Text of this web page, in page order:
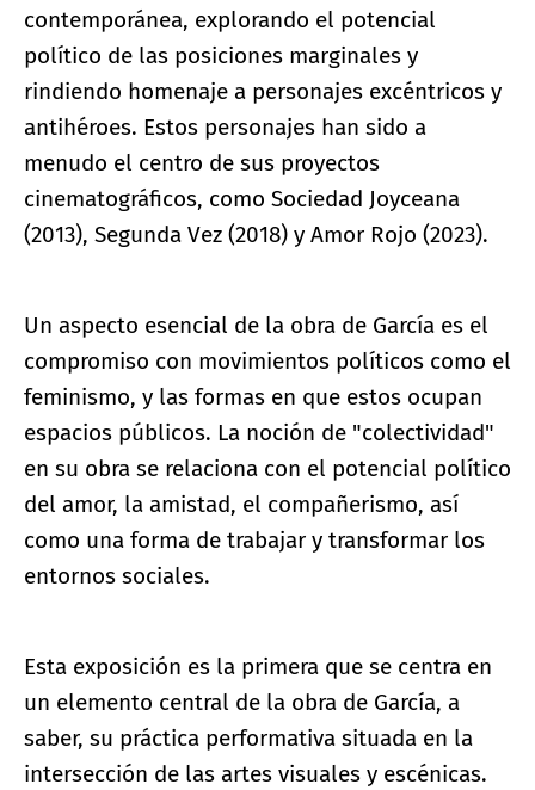
contemporánea, explorando el potencial
político de las posiciones marginales y
rindiendo homenaje a personajes excéntricos y
antihéroes. Estos personajes han sido a
menudo el centro de sus proyectos
cinematográficos, como Sociedad Joyceana
(2013), Segunda Vez (2018) y Amor Rojo (2023).
Un aspecto esencial de la obra de García es el
compromiso con movimientos políticos como el
feminismo, y las formas en que estos ocupan
espacios públicos. La noción de "colectividad"
en su obra se relaciona con el potencial político
del amor, la amistad, el compañerismo, así
como una forma de trabajar y transformar los
entornos sociales.
Esta exposición es la primera que se centra en
un elemento central de la obra de García, a
saber, su práctica performativa situada en la
intersección de las artes visuales y escénicas.